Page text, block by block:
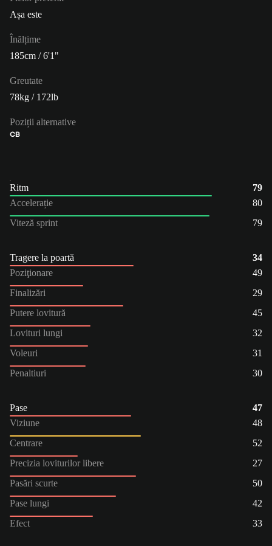
Așa este
Înălțime
185cm / 6'1"
Greutate
78kg / 172lb
Poziții alternative
CB
Ritm
79
Accelerație
80
Viteză sprint
79
Tragere la poartă
34
Poziţionare
49
Finalizări
29
Putere lovitură
45
Lovituri lungi
32
Voleuri
31
Penaltiuri
30
Pase
47
Viziune
48
Centrare
52
Precizia loviturilor libere
27
Pasări scurte
50
Pase lungi
42
Efect
33